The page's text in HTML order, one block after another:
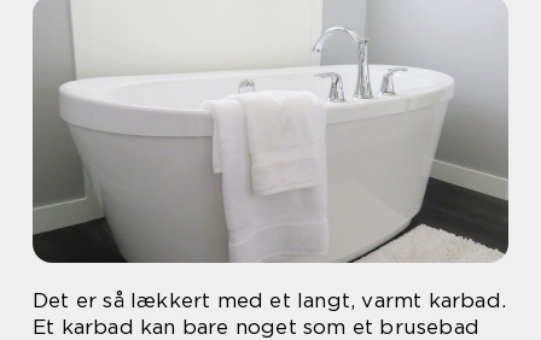
Det er så lækkert med et langt, varmt karbad.
Et karbad kan bare noget som et brusebad